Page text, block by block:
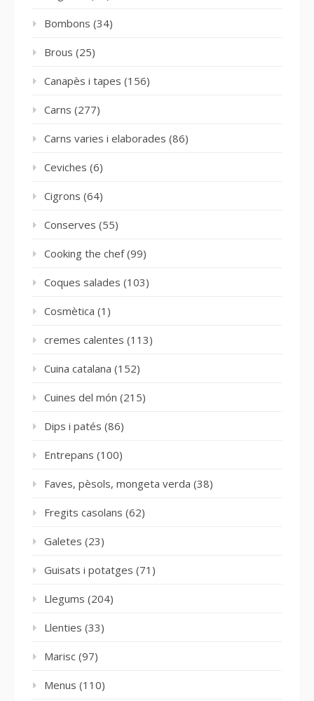
Bombons (34)
Brous (25)
Canapès i tapes (156)
Carns (277)
Carns varies i elaborades (86)
Ceviches (6)
Cigrons (64)
Conserves (55)
Cooking the chef(99)
Coques salades (103)
Cosmètica (1)
cremes calentes (113)
Cuina catalana (152)
Cuines del món (215)
Dips i patés (86)
Entrepans (100)
Faves, pèsols, mongeta verda (38)
Fregits casolans (62)
Galetes (23)
Guisats i potatges (71)
Llegums (204)
Llenties (33)
Marisc (97)
Menus (110)